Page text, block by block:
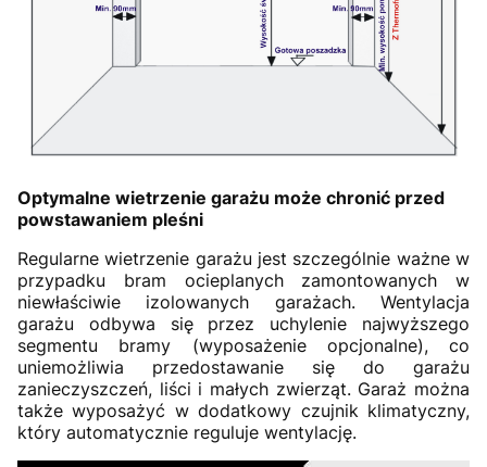
Optymalne wietrzenie garażu może chronić przed
powstawaniem pleśni
Regularne wietrzenie garażu jest szczególnie ważne w
przypadku bram ocieplanych zamontowanych w
niewłaściwie izolowanych garażach. Wentylacja
garażu odbywa się przez uchylenie najwyższego
segmentu bramy (wyposażenie opcjonalne), co
uniemożliwia przedostawanie się do garażu
zanieczyszczeń, liści i małych zwierząt. Garaż można
także wyposażyć w dodatkowy czujnik klimatyczny,
który automatycznie reguluje wentylację.